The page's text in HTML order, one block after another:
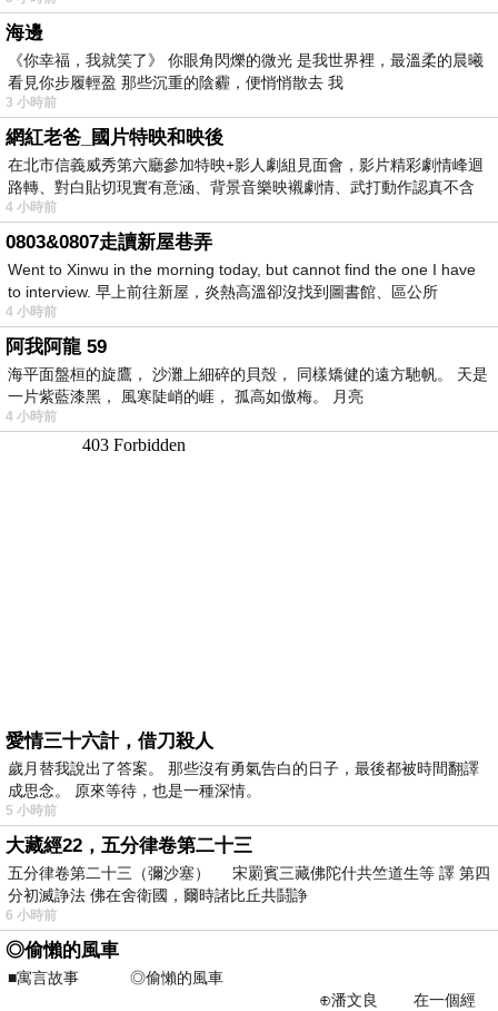
海邊
《你幸福，我就笑了》 你眼角閃爍的微光 是我世界裡，最溫柔的晨曦
看見你步履輕盈 那些沉重的陰霾，便悄悄散去 我
3 小時前
網紅老爸_國片特映和映後
在北市信義威秀第六廳參加特映+影人劇組見面會，影片精彩劇情峰迴
路轉、對白貼切現實有意涵、背景音樂映襯劇情、武打動作認真不含
糊、
4 小時前
0803&0807走讀新屋巷弄
Went to Xinwu in the morning today, but cannot find the one I have
to interview. 早上前往新屋，炎熱高溫卻沒找到圖書館、區公所
4 小時前
阿我阿龍 59
海平面盤桓的旋鷹， 沙灘上細碎的貝殼， 同樣矯健的遠方馳帆。 天是
一片紫藍漆黑， 風寒陡峭的崕， 孤高如傲梅。 月亮
4 小時前
愛情三十六計，借刀殺人
歲月替我說出了答案。 那些沒有勇氣告白的日子，最後都被時間翻譯
成思念。 原來等待，也是一種深情。
5 小時前
大藏經22，五分律卷第二十三
五分律卷第二十三（彌沙塞） 宋罽賓三藏佛陀什共竺道生等 譯 第四
分初滅諍法 佛在舍衛國，爾時諸比丘共鬪諍
6 小時前
◎偷懶的風車
■寓言故事 ◎偷懶的風車
⊕潘文良 在一個經